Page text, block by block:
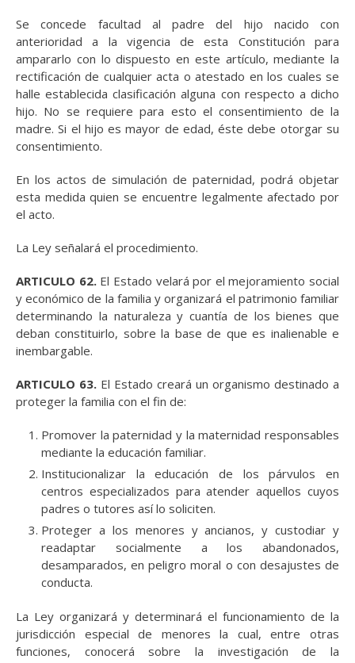
Se concede facultad al padre del hijo nacido con
anterioridad a la vigencia de esta Constitución para
ampararlo con lo dispuesto en este artículo, mediante la
rectificación de cualquier acta o atestado en los cuales se
halle establecida clasificación alguna con respecto a dicho
hijo. No se requiere para esto el consentimiento de la
madre. Si el hijo es mayor de edad, éste debe otorgar su
consentimiento.
En los actos de simulación de paternidad, podrá objetar
esta medida quien se encuentre legalmente afectado por
el acto.
La Ley señalará el procedimiento.
ARTICULO 62.El Estado velará por el mejoramiento social
y económico de la familia y organizará el patrimonio familiar
determinando la naturaleza y cuantía de los bienes que
deban constituirlo, sobre la base de que es inalienable e
inembargable.
ARTICULO 63. El Estado creará un organismo destinado a
proteger la familia con el fin de:
Promover la paternidad y la maternidad responsables
mediante la educación familiar.
Institucionalizar la educación de los párvulos en
centros especializados para atender aquellos cuyos
padres o tutores así lo soliciten.
Proteger a los menores y ancianos, y custodiar y
readaptar socialmente a los abandonados,
desamparados, en peligro moral o con desajustes de
conducta.
La Ley organizará y determinará el funcionamiento de la
jurisdicción especial de menores la cual, entre otras
funciones, conocerá sobre la investigación de la